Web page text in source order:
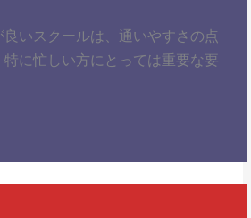
いスクールは、通いやすさの点
に忙しい方にとっては重要な要